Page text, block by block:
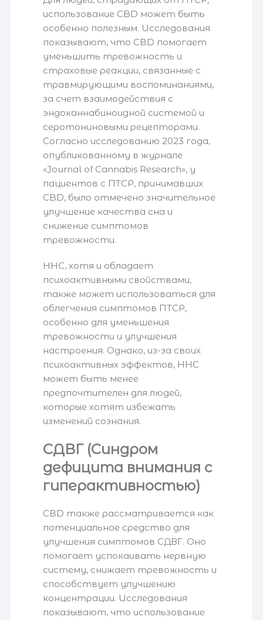
использование CBD может быть
особенно полезным. Исследования
показывают, что CBD помогает
уменьшить тревожность и
страховые реакции, связанные с
травмирующими воспоминаниями,
за счет взаимодействия с
эндоканнабиноидной системой и
серотониновыми рецепторами.
Согласно исследованию 2023 года,
опубликованному в журнале
«Journal of Cannabis Research», у
пациентов с ПТСР, принимавших
CBD, было отмечено значительное
улучшение качества сна и
снижение симптомов
тревожности.
HHC, хотя и обладает
психоактивными свойствами,
также может использоваться для
облегчения симптомов ПТСР,
особенно для уменьшения
тревожности и улучшения
настроения. Однако, из-за своих
психоактивных эффектов, HHC
может быть менее
предпочтителен для людей,
которые хотят избежать
изменений сознания.
СДВГ (Синдром
дефицита внимания с
гиперактивностью)
CBD также рассматривается как
потенциальное средство для
улучшения симптомов СДВГ. Оно
помогает успокаивать нервную
систему, снижает тревожность и
способствует улучшению
концентрации. Исследования
показывают, что использование